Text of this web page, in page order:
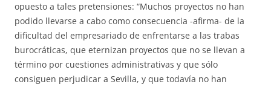
opuesto a tales pretensiones: “Muchos proyectos no han
podido llevarse a cabo como consecuencia -afirma- de la
dificultad del empresariado de enfrentarse a las trabas
burocráticas, que eternizan proyectos que no se llevan a
término por cuestiones administrativas y que sólo
consiguen perjudicar a Sevilla, y que todavía no han